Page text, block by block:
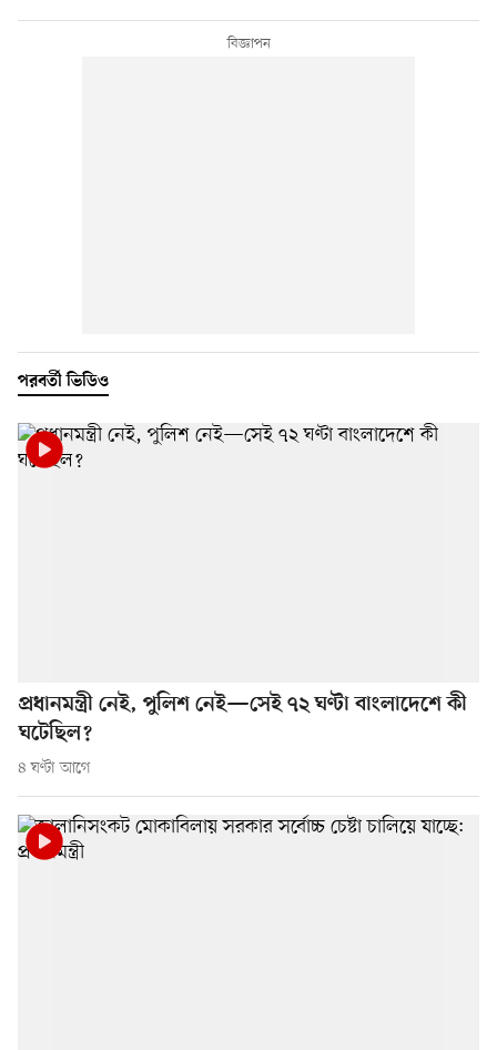
পরবর্তী ভিডিও
প্রধানমন্ত্রী নেই, পুলিশ নেই—সেই ৭২ ঘণ্টা বাংলাদেশে কী
ঘটেছিল?
৪ ঘণ্টা আগে